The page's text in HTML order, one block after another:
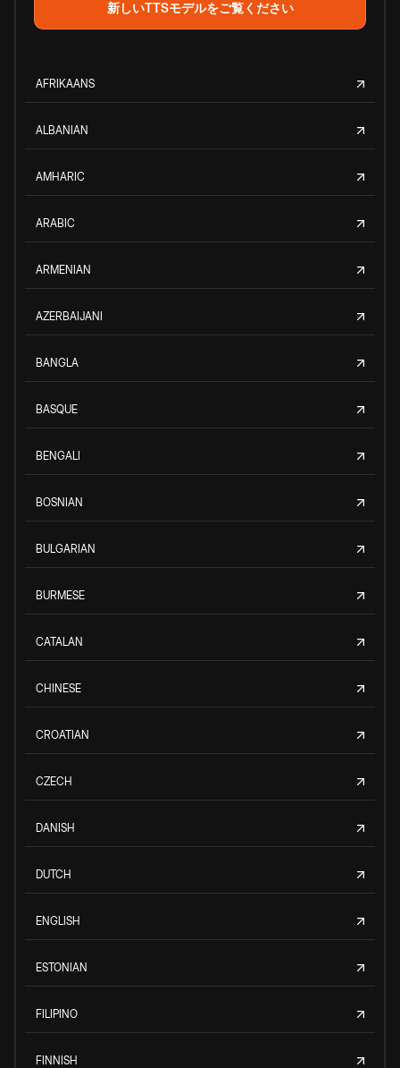
新しいTTSモデルをご覧ください
AFRIKAANS
ALBANIAN
AMHARIC
ARABIC
ARMENIAN
AZERBAIJANI
BANGLA
BASQUE
BENGALI
BOSNIAN
BULGARIAN
BURMESE
CATALAN
CHINESE
CROATIAN
CZECH
DANISH
DUTCH
ENGLISH
ESTONIAN
FILIPINO
FINNISH